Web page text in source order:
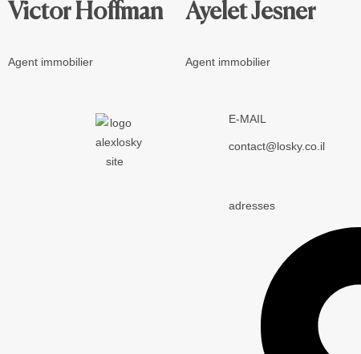
Victor Hoffman
Agent immobilier
Ayelet Jesner
Agent immobilier
E-MAIL
contact@losky.co.il
adresses